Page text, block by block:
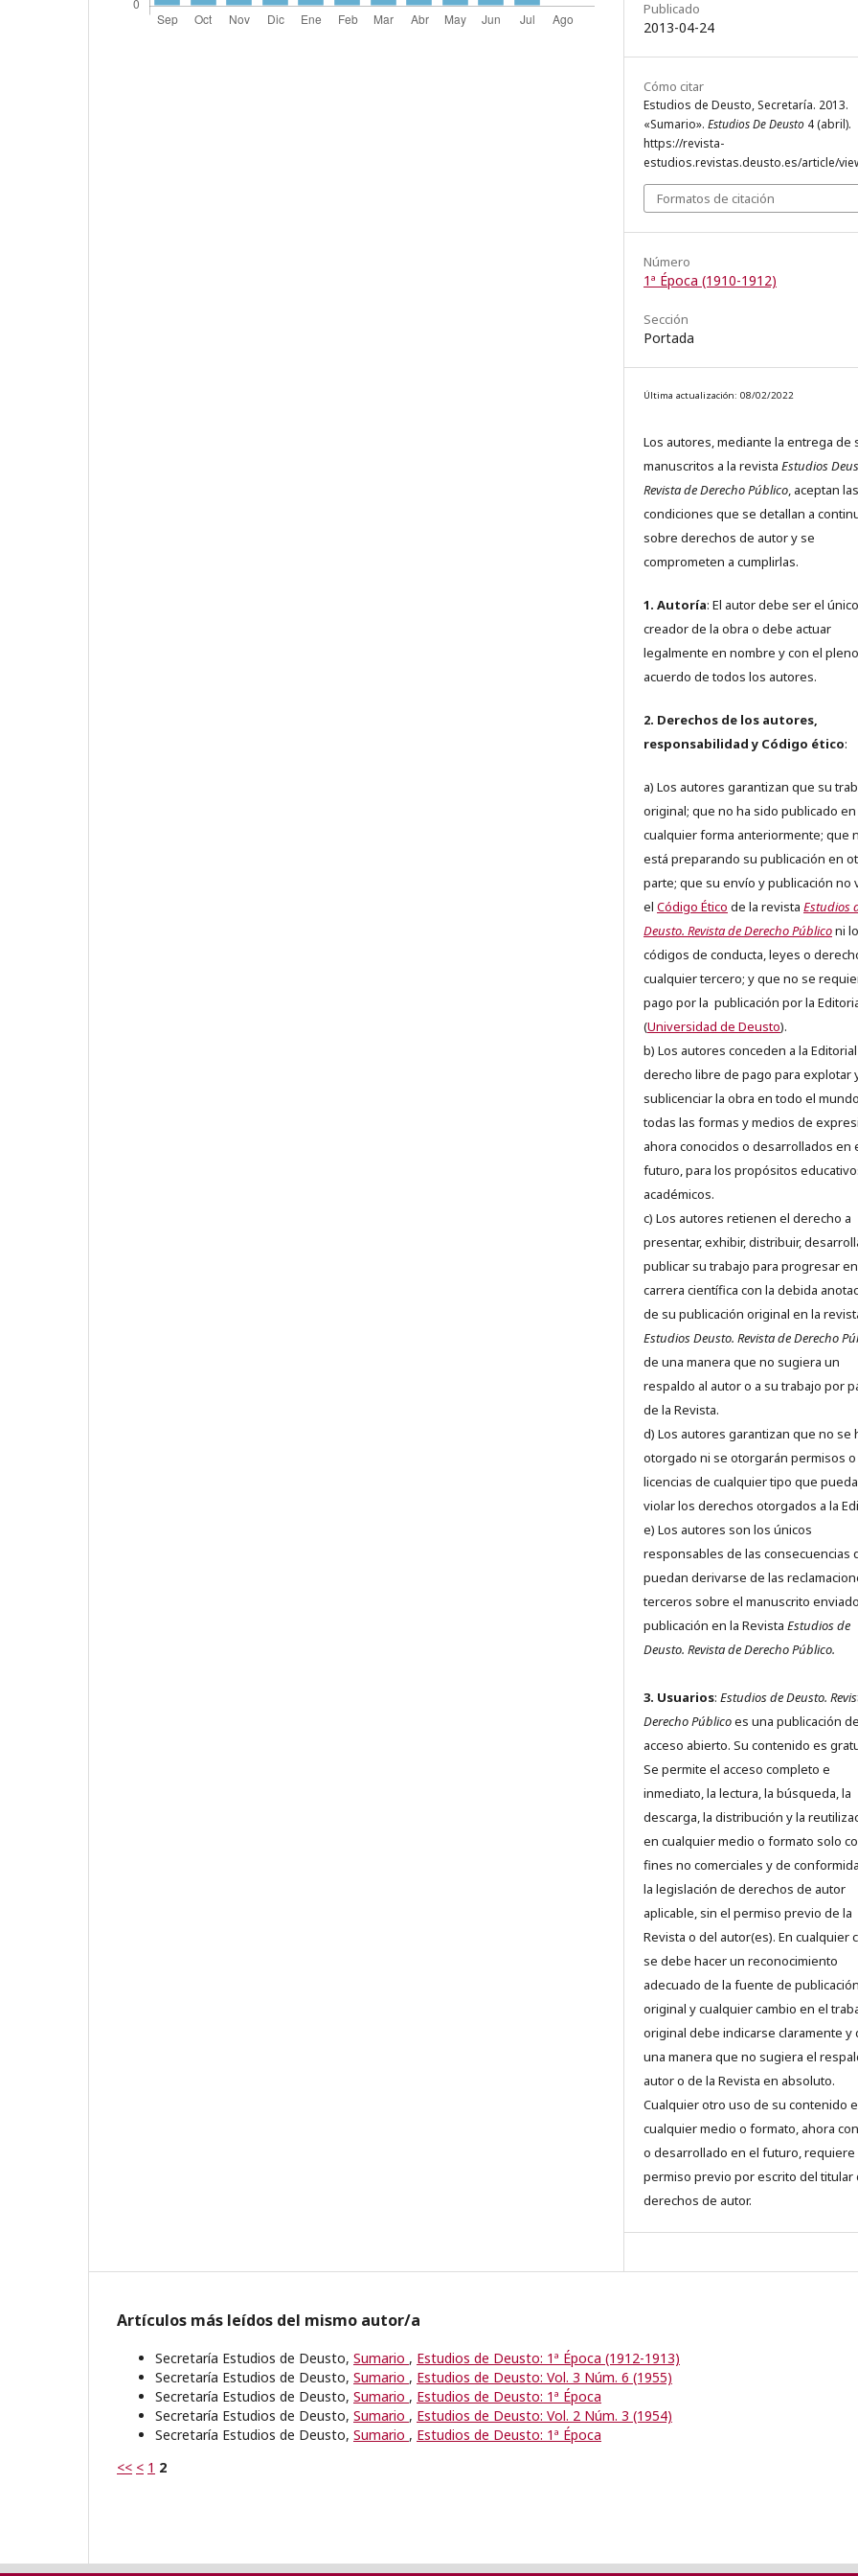
Publicado
2013-04-24
Cómo citar
Estudios de Deusto, Secretaría. 2013.
«Sumario». Estudios De Deusto 4 (abril).
https://revista-
estudios.revistas.deusto.es/article/
Formatos de citación
Número
1ª Época (1910-1912)
Sección
Portada
Última actualización: 08/02/2022
Los autores, mediante la entrega de
manuscritos a la revista Estudios
Revista de Derecho Público, aceptan las
condiciones que se detallan a
sobre derechos de autor y se
comprometen a cumplirlas.
1. Autoría: El autor debe ser el único
creador de la obra o debe actuar
legalmente en nombre y con el pleno
acuerdo de todos los autores.
2. Derechos de los autores,
responsabilidad y Código ético:
a) Los autores garantizan que su
original; que no ha sido publicado en
cualquier forma anteriormente; que
está preparando su publicación en
parte; que su envío y publicación no
el Código Ético de la revista Estudios
Deusto. Revista de Derecho Públiconi
códigos de conducta, leyes o
cualquier tercero; y que no se
pago por la publicación por la
(Universidad de Deusto).
b) Los autores conceden a la
derecho libre de pago para explotar
sublicenciar la obra en todo el
todas las formas y medios de
ahora conocidos o desarrollados en
futuro, para los propósitos
académicos.
c) Los autores retienen el derecho a
presentar, exhibir, distribuir,
publicar su trabajo para progresar
carrera científica con la debida
de su publicación original en la
Estudios Deusto. Revista de Derecho
de una manera que no sugiera un
respaldo al autor o a su trabajo por
de la Revista.
d) Los autores garantizan que no se
otorgado ni se otorgarán permisos o
licencias de cualquier tipo que
violar los derechos otorgados a la
e) Los autores son los únicos
responsables de las consecuencias
puedan derivarse de las
terceros sobre el manuscrito
publicación en la Revista Estudios de
Deusto. Revista de Derecho Público.
3. Usuarios: Estudios de Deusto.
Derecho Públicoes una publicación de
acceso abierto. Su contenido es
Se permite el acceso completo e
inmediato, la lectura, la búsqueda, la
descarga, la distribución y la
en cualquier medio o formato solo
fines no comerciales y de
la legislación de derechos de autor
aplicable, sin el permiso previo de la
Revista o del autor(es). En cualquier
se debe hacer un reconocimiento
adecuado de la fuente de publicación
original y cualquier cambio en el
original debe indicarse claramente y
una manera que no sugiera el
autor o de la Revista en absoluto.
Cualquier otro uso de su contenido
cualquier medio o formato, ahora
o desarrollado en el futuro, requiere
permiso previo por escrito del titular
derechos de autor.
Artículos más leídos del mismo autor/a
Secretaría Estudios de Deusto, Sumario , Estudios de Deusto: 1ª Época (1912-1913)
Secretaría Estudios de Deusto, Sumario , Estudios de Deusto: Vol. 3 Núm. 6 (1955)
Secretaría Estudios de Deusto, Sumario , Estudios de Deusto: 1ª Época
Secretaría Estudios de Deusto, Sumario , Estudios de Deusto: Vol. 2 Núm. 3 (1954)
Secretaría Estudios de Deusto, Sumario , Estudios de Deusto: 1ª Época
<< < 1 2